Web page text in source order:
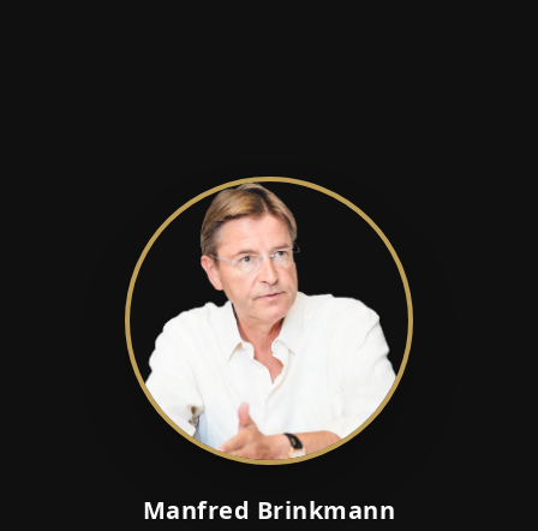
Manfred Brinkmann